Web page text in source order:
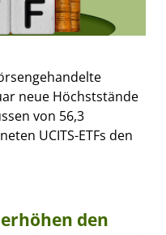
neue Höchststände
von 56,3
UCITS-ETFs den
den